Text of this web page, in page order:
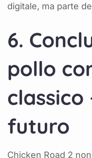
digitale, ma parte
6.
pollo
classico
futuro
Chicken Road 2